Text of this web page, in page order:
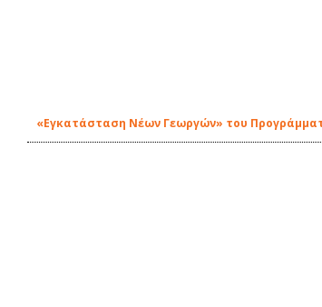
«Εγκατάσταση Νέων Γεωργών» του